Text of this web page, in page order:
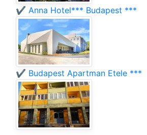
✔️ Anna Hotel*** Budapest ***
✔️ Budapest Apartman Etele ***